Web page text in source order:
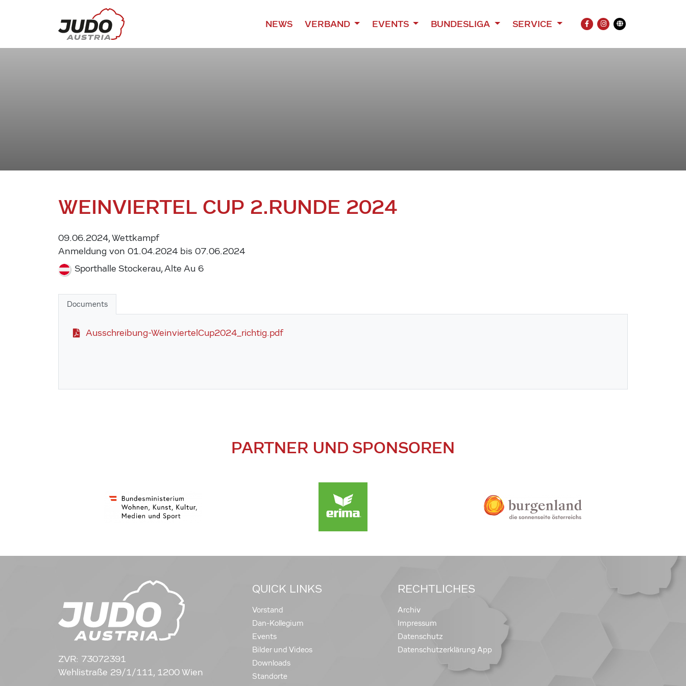
NEWS VERBAND EVENTS BUNDESLIGA SERVICE
FACEBOOK
INSTAGRAM
Übersetzung
WEINVIERTEL CUP 2.RUNDE 2024
09.06.2024, Wettkampf
Anmeldung von 01.04.2024 bis 07.06.2024
Sporthalle Stockerau, Alte Au 6
Documents
Ausschreibung-WeinviertelCup2024_richtig.pdf
PARTNER UND SPONSOREN
ZVR: 73072391
Wehlistraße 29/1/111, 1200 Wien
QUICK LINKS
Vorstand
Dan-Kollegium
Events
Bilder und Videos
Downloads
Standorte
RECHTLICHES
Archiv
Impressum
Datenschutz
Datenschutzerklärung App